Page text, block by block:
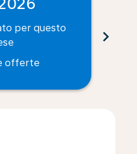
per questo
offerte
chevron_right